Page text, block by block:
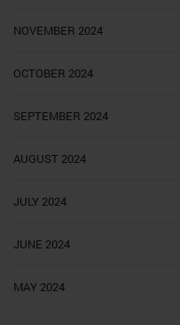
NOVEMBER 2024
OCTOBER 2024
SEPTEMBER 2024
AUGUST 2024
JULY 2024
JUNE 2024
MAY 2024